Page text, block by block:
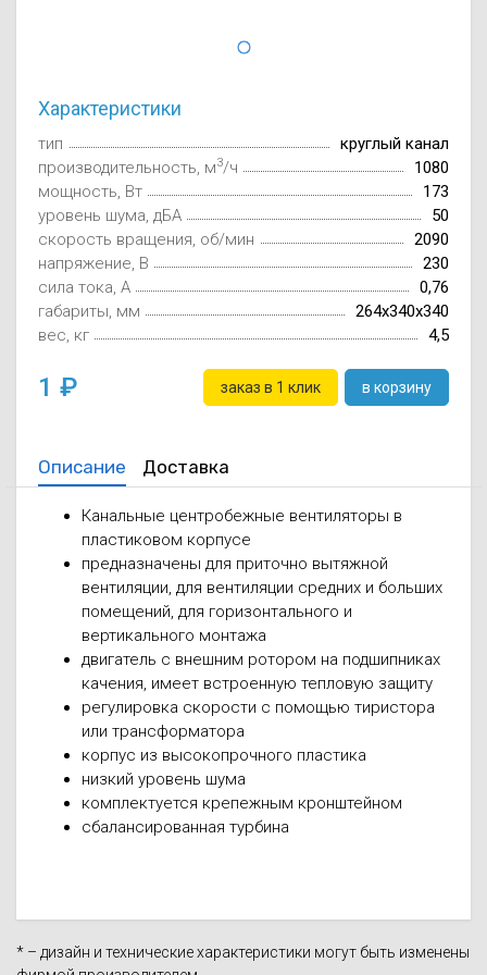
Характеристики
тип
круглый канал
производительность, м3/ч
1080
мощность, Вт
173
уровень шума, дБА
50
скорость вращения, об/мин
2090
напряжение, В
230
сила тока, А
0,76
габариты, мм
264x340x340
вес, кг
4,5
1 заказ в 1 клик в корзину
Описание Доставка
Канальные центробежные вентиляторы в
пластиковом корпусе
предназначены для приточно вытяжной
вентиляции, для вентиляции средних и больших
помещений, для горизонтального и
вертикального монтажа
двигатель с внешним ротором на подшипниках
качения, имеет встроенную тепловую защиту
регулировка скорости с помощью тиристора
или трансформатора
корпус из высокопрочного пластика
низкий уровень шума
комплектуется крепежным кронштейном
сбалансированная турбина
* – дизайн и технические характеристики могут быть изменены